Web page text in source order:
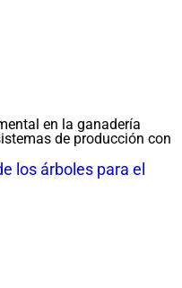
en la ganadería
de producción con
los árboles para el